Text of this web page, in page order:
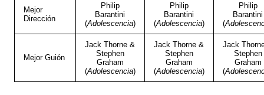
Mejor
Dirección
Philip
Barantini
(Adolescencia)
Philip
Barantini
(Adolescencia)
Philip
Barantini
(
Mejor Guión
Jack Thorne &
Stephen
Graham
(Adolescencia)
Jack Thorne &
Stephen
Graham
(Adolescencia)
Jack
Stephen
Graham
(